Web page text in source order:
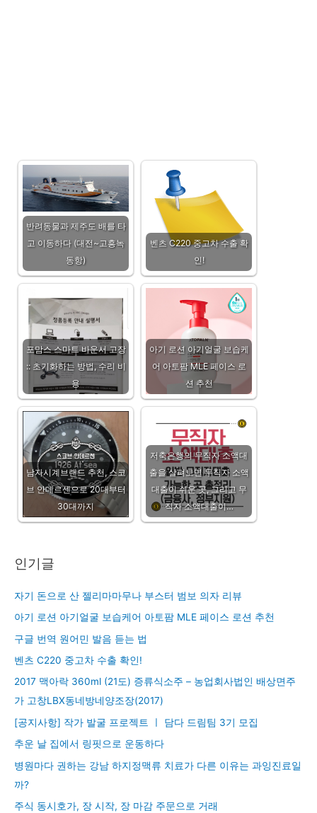
반려동물과 제주도 배를 타
고 이동하다 (대전~고흥녹
동항)
벤츠 C220 중고차 수출 확
인!
포맘스 스마트 바운서 고장
:: 초기화하는 방법, 수리 비
용
아기 로션 아기얼굴 보습케
어 아토팜 MLE 페이스 로
션 추천
남자시계브랜드 추천, 스코
브 안데르센으로 20대부터
30대까지
저축은행의 무직자 소액대
출을 살펴보면 무직자 소액
대출이 쉬운 곳, 그리고 무
직자 소액대출이…
인기글
자기 돈으로 산 젤리마마무나 부스터 범보 의자 리뷰
아기 로션 아기얼굴 보습케어 아토팜 MLE 페이스 로션 추천
구글 번역 원어민 발음 듣는 법
벤츠 C220 중고차 수출 확인!
2017 맥아락 360ml (21도) 증류식소주 – 농업회사법인 배상면주
가 고창LBX동네방네양조장(2017)
[공지사항] 작가 발굴 프로젝트 ㅣ 담다 드림팀 3기 모집
추운 날 집에서 링핏으로 운동하다
병원마다 권하는 강남 하지정맥류 치료가 다른 이유는 과잉진료일
까?
주식 동시호가, 장 시작, 장 마감 주문으로 거래